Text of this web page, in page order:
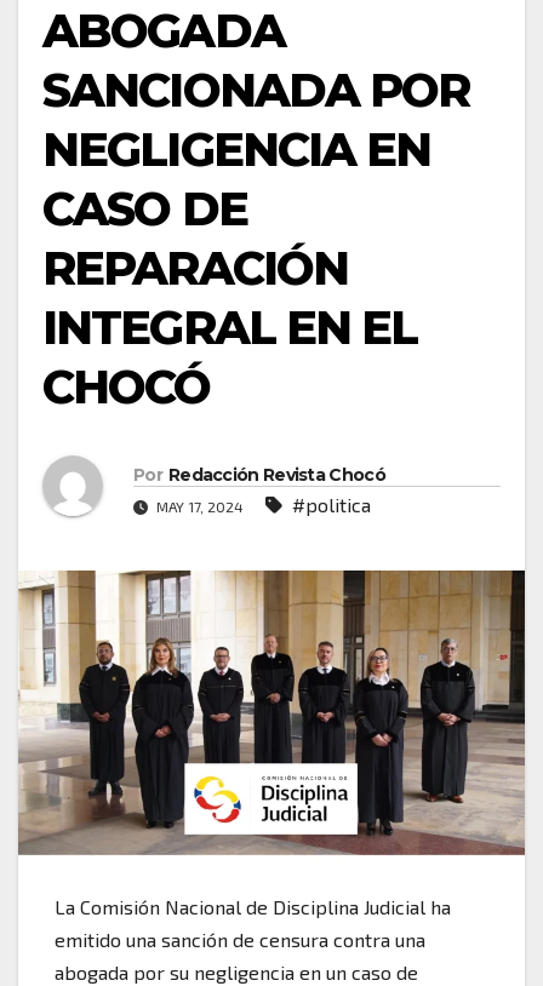
ABOGADA
SANCIONADA POR
NEGLIGENCIA EN
CASO DE
REPARACIÓN
INTEGRAL EN EL
CHOCÓ
Por Redacción Revista Chocó
MAY 17, 2024 #politica
La Comisión Nacional de Disciplina Judicial ha
emitido una sanción de censura contra una
abogada por su negligencia en un caso de